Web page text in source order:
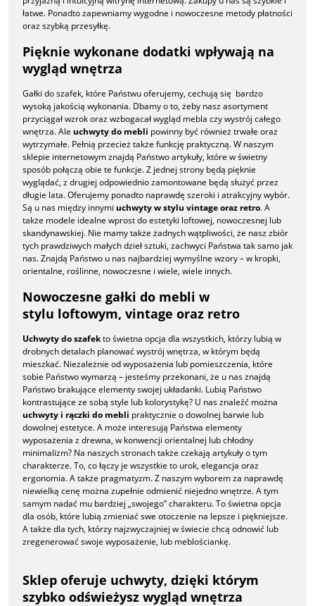
łatwe. Ponadto zapewniamy wygodne i nowoczesne metody płatności
oraz szybką przesyłkę.
Pięknie wykonane dodatki wpływają na
wygląd wnętrza
Gałki do szafek, które Państwu oferujemy, cechują się bardzo
wysoką jakością wykonania. Dbamy o to, żeby nasz asortyment
przyciągał wzrok oraz wzbogacał wygląd mebla czy wystrój całego
wnętrza. Ale uchwyty do mebli powinny być również trwałe oraz
wytrzymałe. Pełnią przecież także funkcję praktyczną. W naszym
sklepie internetowym znajdą Państwo artykuły, które w świetny
sposób połączą obie te funkcje. Z jednej strony będą pięknie
wyglądać, z drugiej odpowiednio zamontowane będą służyć przez
długie lata. Oferujemy ponadto naprawdę szeroki i atrakcyjny wybór.
Są u nas między innymi uchwyty w stylu vintage oraz retro. A
także modele idealne wprost do estetyki loftowej, nowoczesnej lub
skandynawskiej. Nie mamy także żadnych wątpliwości, że nasz zbiór
tych prawdziwych małych dzieł sztuki, zachwyci Państwa tak samo jak
nas. Znajdą Państwo u nas najbardziej wymyślne wzory – w kropki,
orientalne, roślinne, nowoczesne i wiele, wiele innych.
Nowoczesne gałki do mebli w
stylu loftowym, vintage oraz retro
Uchwyty do szafekto świetna opcja dla wszystkich, którzy lubią w
drobnych detalach planować wystrój wnętrza, w którym będą
mieszkać. Niezależnie od wyposażenia lub pomieszczenia, które
sobie Państwo wymarzą – jesteśmy przekonani, że u nas znajdą
Państwo brakujące elementy swojej układanki. Lubią Państwo
kontrastujące ze sobą style lub kolorystykę? U nas znaleźć można
uchwyty i rączki do mebli praktycznie o dowolnej barwie lub
dowolnej estetyce. A może interesują Państwa elementy
wyposażenia z drewna, w konwencji orientalnej lub chłodny
minimalizm? Na naszych stronach także czekają artykuły o tym
charakterze. To, co łączy je wszystkie to urok, elegancja oraz
ergonomia. A także pragmatyzm. Z naszym wyborem za naprawdę
niewielką cenę można zupełnie odmienić niejedno wnętrze. A tym
samym nadać mu bardziej „swojego” charakteru. To świetna opcja
dla osób, które lubią zmieniać swe otoczenie na lepsze i piękniejsze.
A także dla tych, którzy najzwyczajniej w świecie chcą odnowić lub
zregenerować swoje wyposażenie, lub meblościankę.
Sklep oferuje uchwyty, dzięki którym
szybko odświeżysz wygląd wnętrza